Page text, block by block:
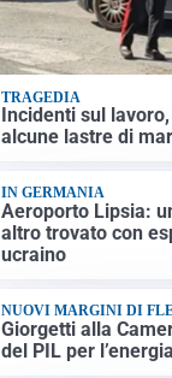
TRAGEDIA
Incidenti sul
alcune lastre di
IN GERMANIA
Aeroporto Lipsia:
altro trovato con
ucraino
NUOVI MARGINI DI
Giorgetti alla
del PIL per